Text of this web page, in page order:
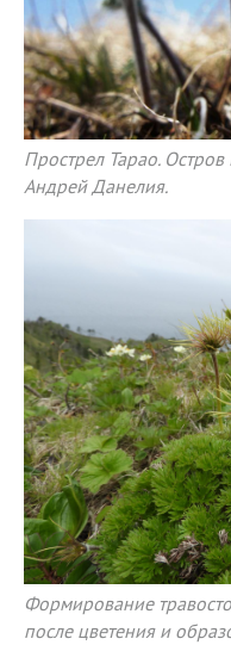
Прострел Тарао.
Андрей Данелия.
Формирование
после цветения и